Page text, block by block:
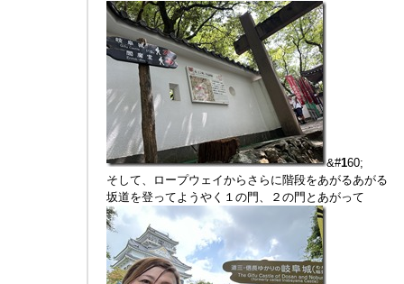
&#160;
そして、ロープウェイからさらに階段をあがるあがる
坂道を登ってようやく１の門、２の門とあがって